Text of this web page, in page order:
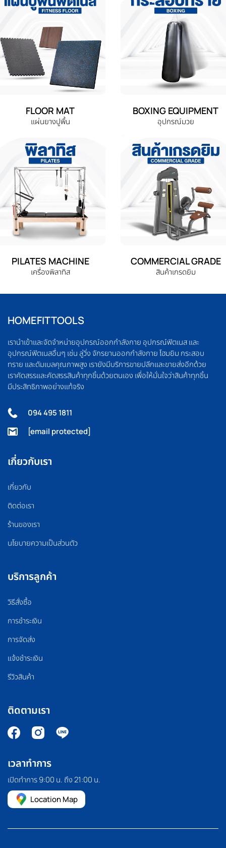
FLOOR MAT
แผ่นยางปูพื้น
BOXING EQUIPMENT
อุปกรณ์มวย
PILATES MACHINE
เครื่องพิลาทิส
COMMERCIAL GRADE
สินค้าเกรดยิม
HOMEFITTOOLS
เรานำเข้าและจัดจำหน่ายอุปกรณ์ออกกำลังกาย อุปกรณ์ฟิตเนส และ
อุปกรณ์ฟิตเนสอื่นๆ เช่น ลู่วิ่ง จักรยานออกกำลังกาย โฮมยิม กระสอบ
ทราย และดัมเบลคุณภาพสูง เรายังมีบริการขายปลีกและขายส่งอีกด้วย
เราคัดสรรและคัดสรรสินค้าทุกชิ้นด้วยตนเอง เพื่อให้มั่นใจว่าสินค้าทุกชิ้น
มีประสิทธิภาพอย่างแท้จริง
094 495 1811
[email protected]
เกี่ยวกับเรา
เกี่ยวกับ
ติดต่อเรา
ร้านของเรา
นโยบายความเป็นส่วนตัว
บริการลูกค้า
วิธีสั่งซื้อ
การชำระเงิน
การจัดส่ง
แจ้งชำระเงิน
รีวิวสินค้า
ติดตามเรา
เวลาทำการ
เปิดทำการ 9:00 น. ถึง 21:00 น.
Location Map